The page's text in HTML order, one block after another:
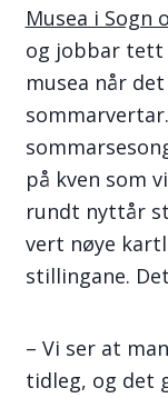
Musea i Sogn
og jobbar tett
musea når
på kven som
rundt nyttår
vert nøye
stillingane.
– Vi ser at
tidleg, og det